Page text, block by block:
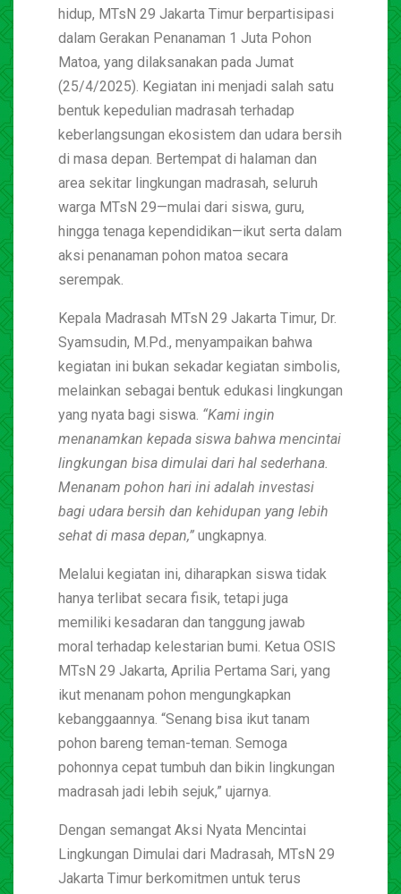
hidup, MTsN 29 Jakarta Timur berpartisipasi
dalam Gerakan Penanaman 1 Juta Pohon
Matoa, yang dilaksanakan pada Jumat
(25/4/2025). Kegiatan ini menjadi salah satu
bentuk kepedulian madrasah terhadap
keberlangsungan ekosistem dan udara bersih
di masa depan. Bertempat di halaman dan
area sekitar lingkungan madrasah, seluruh
warga MTsN 29—mulai dari siswa, guru,
hingga tenaga kependidikan—ikut serta dalam
aksi penanaman pohon matoa secara
serempak.
Kepala Madrasah MTsN 29 Jakarta Timur, Dr.
Syamsudin, M.Pd., menyampaikan bahwa
kegiatan ini bukan sekadar kegiatan simbolis,
melainkan sebagai bentuk edukasi lingkungan
yang nyata bagi siswa. “Kami ingin
menanamkan kepada siswa bahwa mencintai
lingkungan bisa dimulai dari hal sederhana.
Menanam pohon hari ini adalah investasi
bagi udara bersih dan kehidupan yang lebih
sehat di masa depan,” ungkapnya.
Melalui kegiatan ini, diharapkan siswa tidak
hanya terlibat secara fisik, tetapi juga
memiliki kesadaran dan tanggung jawab
moral terhadap kelestarian bumi. Ketua OSIS
MTsN 29 Jakarta, Aprilia Pertama Sari, yang
ikut menanam pohon mengungkapkan
kebanggaannya. “Senang bisa ikut tanam
pohon bareng teman-teman. Semoga
pohonnya cepat tumbuh dan bikin lingkungan
madrasah jadi lebih sejuk,” ujarnya.
Dengan semangat Aksi Nyata Mencintai
Lingkungan Dimulai dari Madrasah, MTsN 29
Jakarta Timur berkomitmen untuk terus